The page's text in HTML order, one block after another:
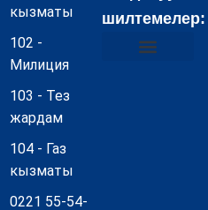
кызматы
102 -
Милиция
103 - Тез
жардам
104 - Газ
кызматы
0221 55-54-
шилтемелер: